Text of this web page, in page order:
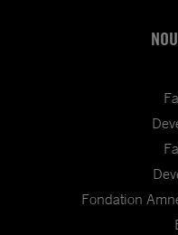
Fondation